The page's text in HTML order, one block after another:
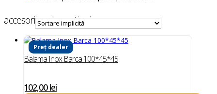
accesorii ambarcatiuni
Preț dealer
Balama Inox Barca 100*45*45
102,00lei